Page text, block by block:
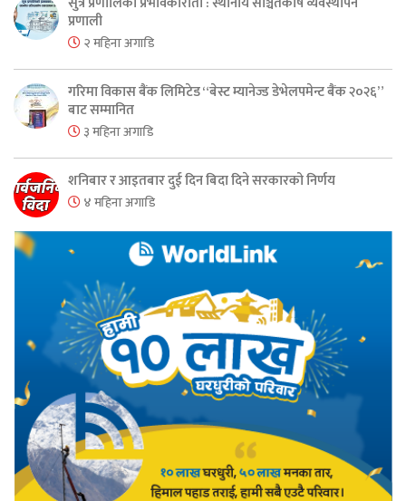
प्रणाली
२ महिना अगाडि
गरिमा विकास बैंक लिमिटेड “बेस्ट म्यानेज्ड डेभेलपमेन्ट बैंक २०२६”
बाट सम्मानित
३ महिना अगाडि
शनिबार र आइतबार दुई दिन बिदा दिने सरकारको निर्णय
४ महिना अगाडि